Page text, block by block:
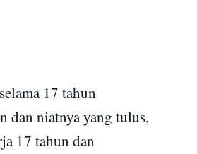
17 tahun
dan niatnya yang tulus,
17 tahun dan